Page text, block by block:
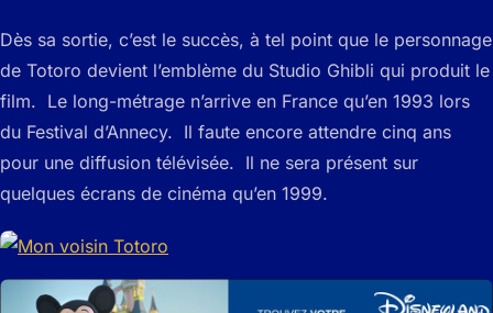
Dès sa sortie, c’est le succès, à tel point que le personnage
de Totoro devient l’emblème du Studio Ghibli qui produit le
film. Le long-métrage n’arrive en France qu’en 1993 lors
du Festival d’Annecy. Il faute encore attendre cinq ans
pour une diffusion télévisée. Il ne sera présent sur
quelques écrans de cinéma qu’en 1999.